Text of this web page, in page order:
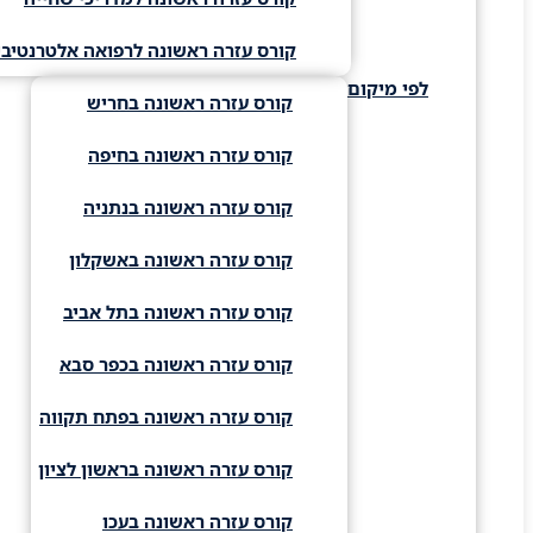
קורס עזרה ראשונה לרפואה
לפי מיקום
קורס עזרה ראשונה בחריש
קורס עזרה ראשונה בחיפה
קורס עזרה ראשונה בנתניה
קורס עזרה ראשונה באשקלון
קורס עזרה ראשונה בתל אביב
קורס עזרה ראשונה בכפר סבא
קורס עזרה ראשונה בפתח תקווה
קורס עזרה ראשונה בראשון לציון
קורס עזרה ראשונה בעכו